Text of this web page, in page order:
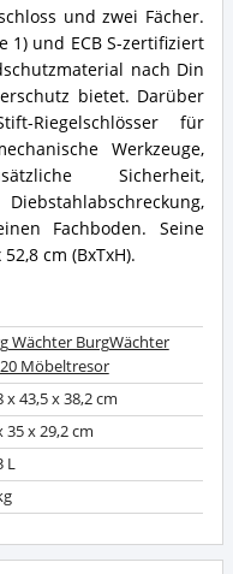
und zwei Fächer.
1) und ECB S-zertifiziert
nach Din
bietet. Darüber
Riegelschlösser für
Werkzeuge,
Sicherheit,
Fachboden. Seine
cm (BxTxH).
Wächter BurgWächter
Möbeltresor
x 43,5 x 38,2 cm
35 x 29,2 cm
L